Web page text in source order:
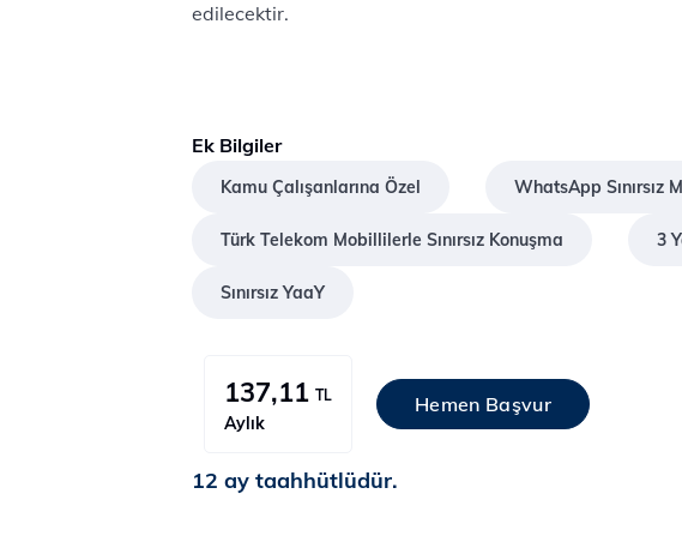
edilecektir.​
Ek Bilgiler
Kamu Çalışanlarına Özel WhatsApp Sınırsız
Türk Telekom Mobillilerle Sınırsız Konuşma 3
Sınırsız YaaY
137,11 TL
Aylık
Hemen Başvur
12 ay taahhütlüdür.